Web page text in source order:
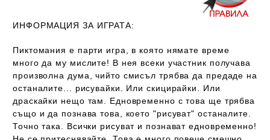
ИНФОРМАЦИЯ ЗА ИГРАТА:
Пиктомания е парти игра, в която нямате време
много да му мислите! В нея всеки участник получава
произволна дума, чийто смисъл трябва да предаде на
останалите... рисувайки. Или скицирайки. Или
драскайки нещо там. Едновременно с това ще трябва
също и да познава това, което "рисуват" останалите.
Точно така. Всички рисуват и познават едновременно!